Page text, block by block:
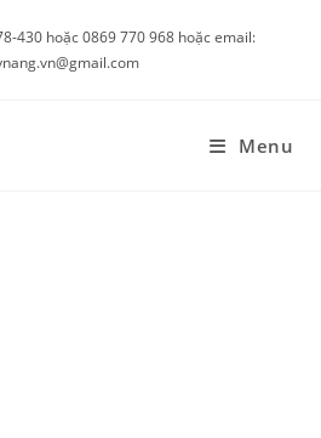
430 hoặc 0869 770 968 hoặc email:
Menu